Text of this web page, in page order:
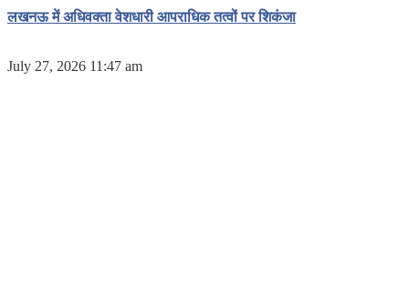
लखनऊ में अधिवक्ता वेशधारी आपराधिक तत्वों पर शिकंजा
July 27, 2026 11:47 am